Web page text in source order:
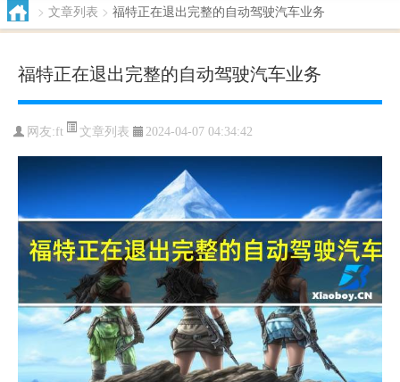
> 文章列表 > 福特正在退出完整的自动驾驶汽车业务
福特正在退出完整的自动驾驶汽车业务
网友:ft 文章列表 2024-04-07 04:34:42